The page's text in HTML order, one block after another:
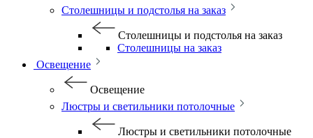
Столешницы и подстолья на заказ
Столешницы и подстолья на заказ
Столешницы на заказ
Освещение
Освещение
Люстры и светильники потолочные
Люстры и светильники потолочные